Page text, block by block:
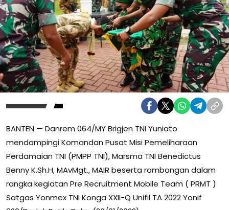
BANTEN — Danrem 064/MY Brigjen TNI Yuniato
mendampingi Komandan Pusat Misi Pemeliharaan
Perdamaian TNI (PMPP TNI), Marsma TNI Benedictus
Benny K.Sh.H, MAvMgt., MAIR beserta rombongan dalam
rangka kegiatan Pre Recruitment Mobile Team ( PRMT )
Satgas Yonmex TNI Konga XXII-Q Unifil TA 2022 Yonif